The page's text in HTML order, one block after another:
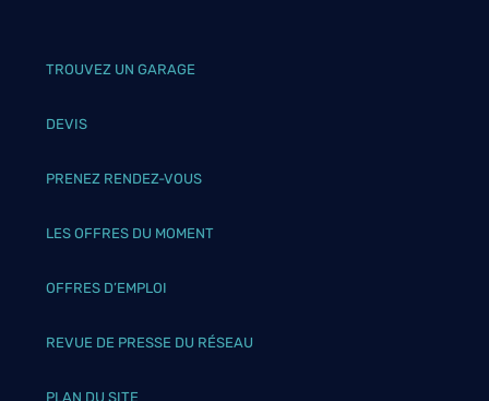
TROUVEZ UN GARAGE
DEVIS
PRENEZ RENDEZ-VOUS
LES OFFRES DU MOMENT
OFFRES D’EMPLOI
REVUE DE PRESSE DU RÉSEAU
PLAN DU SITE